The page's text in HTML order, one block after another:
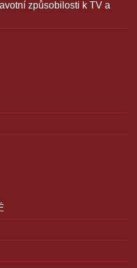
způsobilosti k TV a